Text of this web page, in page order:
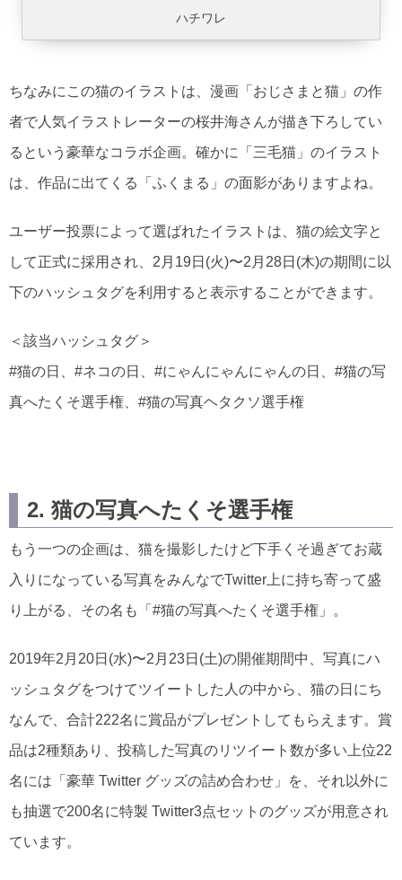
ハチワレ
ちなみにこの猫のイラストは、漫画「おじさまと猫」の作
者で人気イラストレーターの桜井海さんが描き下ろしてい
るという豪華なコラボ企画。確かに「三毛猫」のイラスト
は、作品に出てくる「ふくまる」の面影がありますよね。
ユーザー投票によって選ばれたイラストは、猫の絵文字と
して正式に採用され、2月19日(火)〜2月28日(木)の期間に以
下のハッシュタグを利用すると表示することができます。
＜該当ハッシュタグ＞
#猫の日、#ネコの日、#にゃんにゃんにゃんの日、#猫の写
真へたくそ選手権、#猫の写真ヘタクソ選手権
2. 猫の写真へたくそ選手権
もう一つの企画は、猫を撮影したけど下手くそ過ぎてお蔵
入りになっている写真をみんなでTwitter上に持ち寄って盛
り上がる、その名も「#猫の写真へたくそ選手権」。
2019年2月20日(水)〜2月23日(土)の開催期間中、写真にハ
ッシュタグをつけてツイートした人の中から、猫の日にち
なんで、合計222名に賞品がプレゼントしてもらえます。賞
品は2種類あり、投稿した写真のリツイート数が多い上位22
名には「豪華 Twitter グッズの詰め合わせ」を、それ以外に
も抽選で200名に特製 Twitter3点セットのグッズが用意され
ています。